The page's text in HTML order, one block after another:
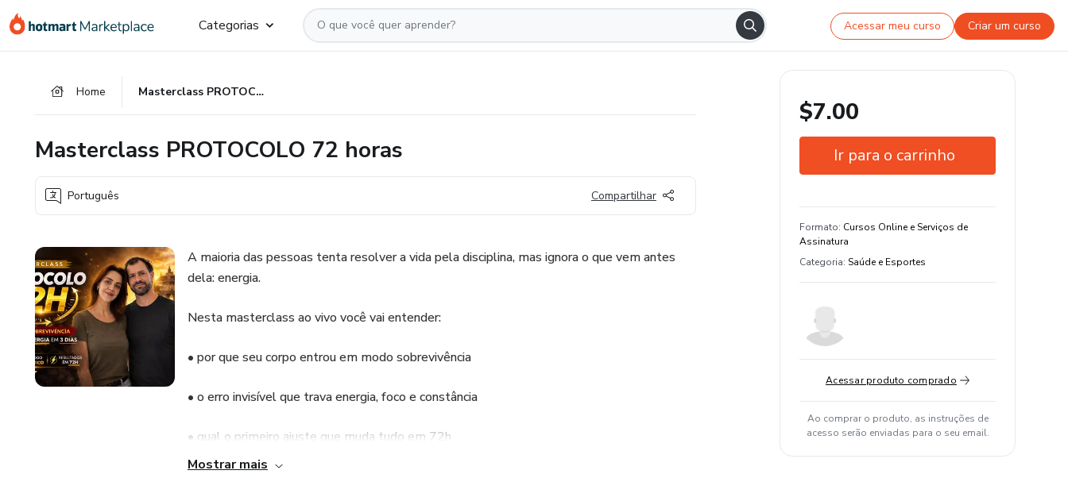
para
para
para
Categorias Acessar meu curso Criar um curso
Home Masterclass PROTOCOLO 72 horas
Masterclass PROTOCOLO 72 horas
Português Compartilhar
A maioria das pessoas tenta resolver a vida pela disciplina, mas ignora o que vem antes
dela: energia.
Nesta masterclass ao vivo você vai entender:
• por que seu corpo entrou em modo sobrevivência
• o erro invisível que trava energia, foco e constância
• qual o primeiro ajuste que muda tudo em 72h
Mostrar mais
$7.00
Ir para o carrinho
Estude do seu jeito e em qualquer
dispositivo
Formato: Cursos Online e Serviços de
Assinatura
Categoria: Saúde e Esportes
Acessar produto comprado
Ao comprar o produto, as instruções de
acesso serão enviadas para o seu email.